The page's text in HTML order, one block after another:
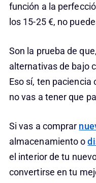
función a la
los 15-25 €, no
Son la prueba de
alternativas de bajo
Eso sí, ten paciencia
no vas a tener que
Si vas a comprar
almacenamiento o
el interior de tu
convertirse en tu